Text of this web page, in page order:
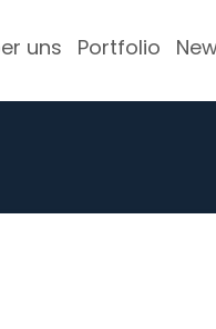
uns Portfolio